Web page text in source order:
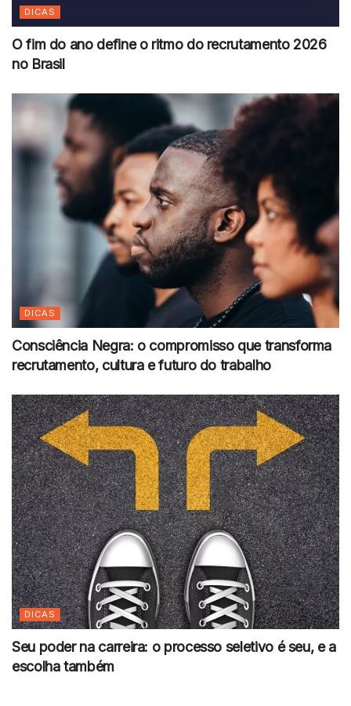
DICAS
O fim do ano define o ritmo do recrutamento 2026
no Brasil
DICAS
Consciência Negra: o compromisso que transforma
recrutamento, cultura e futuro do trabalho
DICAS
Seu poder na carreira: o processo seletivo é seu, e a
escolha também